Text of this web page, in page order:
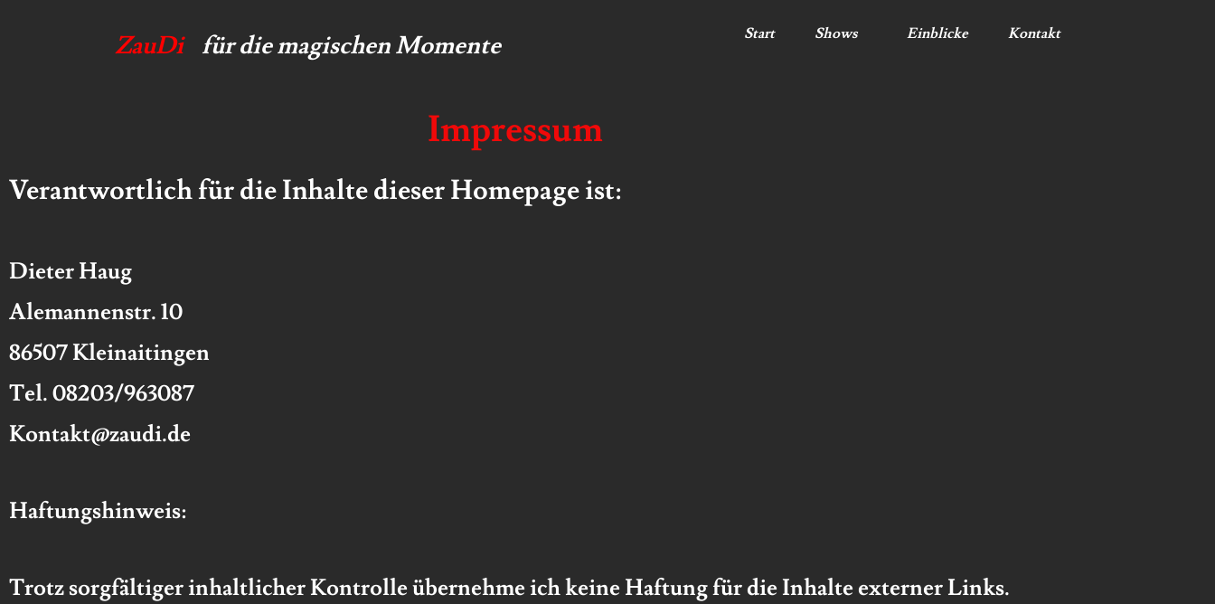
ZauDi für die magischen Momente Start Shows Einblicke Kontakt
Impressum
Verantwortlich für die Inhalte dieser Homepage ist:
Dieter Haug
Alemannenstr. 10
86507 Kleinaitingen
Tel. 08203/963087
Kontakt@zaudi.de
Haftungshinweis:
Trotz sorgfältiger inhaltlicher Kontrolle übernehme ich keine Haftung für die Inhalte externer Links.